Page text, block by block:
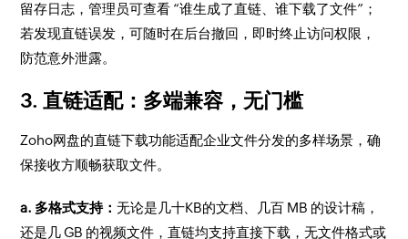
留存日志，管理员可查看 “谁生成了直链、谁下载了文件”；
若发现直链误发，可随时在后台撤回，即时终止访问权限，
防范意外泄露。
3. 直链适配：多端兼容，无门槛
Zoho网盘的直链下载功能适配企业文件分发的多样场景，确
保接收方顺畅获取文件。
a. 多格式支持：无论是几十KB的文档、几百 MB 的设计稿，
还是几 GB 的视频文件，直链均支持直接下载，无文件格式或